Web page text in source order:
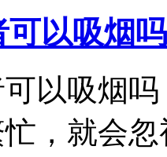
以吸烟吗
以吸烟
，就会